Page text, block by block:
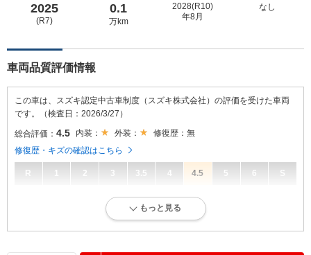
2025
(R7)
0.1
万km
2028(R10)
年8月
なし
車両品質評価情報
この車は、スズキ認定中古車制度（スズキ株式会社）の評価を受けた車両
です。（検査日：2026/3/27）
総合評価： 4.5 内装： 外装：
修復歴：無
修復歴・キズの確認はこちら
R 1 2 3 3.5 4 4.5 5 6 S
小さな傷・凹み、軽微な補修跡等があるが、そのまま加修せずに十分乗
もっと見る